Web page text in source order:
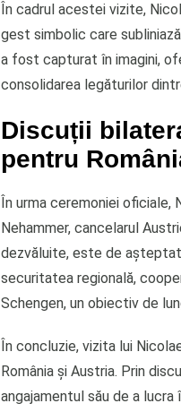
În cadrul acestei vizite,
gest simbolic care
a fost capturat în imagini,
consolidarea legăturilor
Discuții
pentru
În urma ceremoniei oficiale,
Nehammer, cancelarul
dezvăluite, este de
securitatea regională,
Schengen, un obiectiv de
În concluzie, vizita lui
România și Austria. Prin
angajamentul său de a